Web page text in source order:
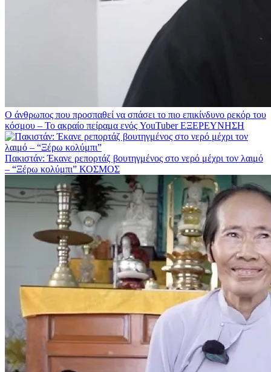
O άνθρωπος που προσπαθεί να σπάσει το πιο επικίνδυνο ρεκόρ του
κόσμου – Το ακραίο πείραμα ενός YouTuber ΕΞΕΡΕΥΝΗΣΗ
Πακιστάν: Έκανε ρεπορτάζ βουτηγμένος στο νερό μέχρι τον λαιμό
– “Ξέρω κολύμπι” ΚΟΣΜΟΣ